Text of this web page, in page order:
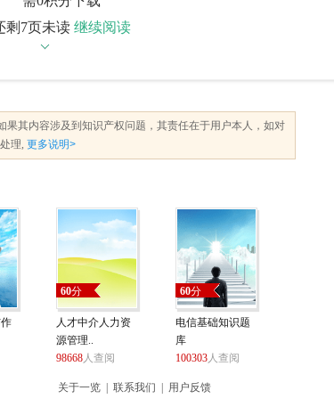
剩7页未读 继续阅读
其内容涉及到知识产权问题，其责任在于用户本人，如对
理, 更多说明>
60分
人才中介人力资
源管理..
98668人查阅
60分
电信基础知识题
库
100303人查阅
关于一览 联系我们 用户反馈